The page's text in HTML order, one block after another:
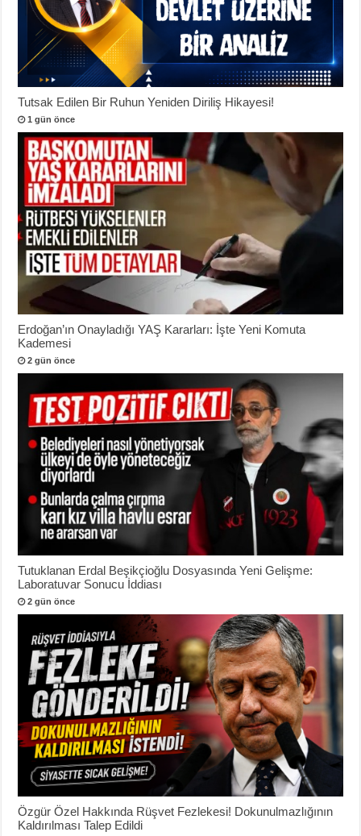
Tutsak Edilen Bir Ruhun Yeniden Diriliş Hikayesi!
1 gün önce
Erdoğan’ın Onayladığı YAŞ Kararları: İşte Yeni Komuta
Kademesi
2 gün önce
Tutuklanan Erdal Beşikçioğlu Dosyasında Yeni Gelişme:
Laboratuvar Sonucu İddiası
2 gün önce
Özgür Özel Hakkında Rüşvet Fezlekesi! Dokunulmazlığının
Kaldırılması Talep Edildi